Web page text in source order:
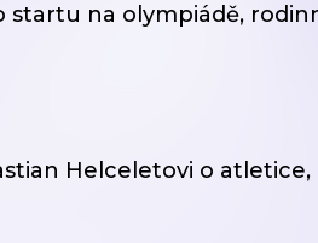
startu na olympiádě,
Helceletovi o